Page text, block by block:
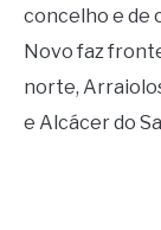
concelho e de
Novo faz
norte,
e Alcácer do